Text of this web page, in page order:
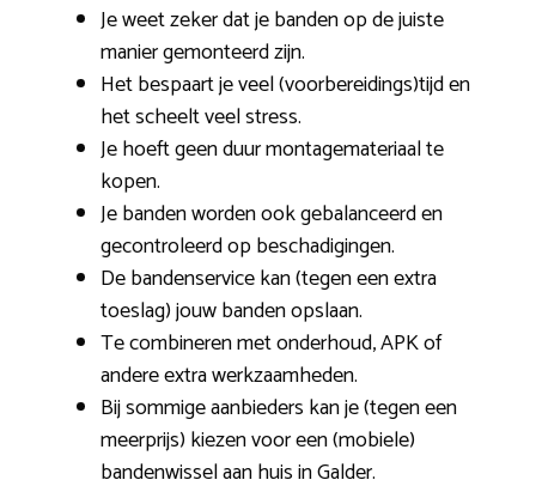
Je weet zeker dat je banden op de juiste
manier gemonteerd zijn.
Het bespaart je veel (voorbereidings)tijd en
het scheelt veel stress.
Je hoeft geen duur montagemateriaal te
kopen.
Je banden worden ook gebalanceerd en
gecontroleerd op beschadigingen.
De bandenservice kan (tegen een extra
toeslag) jouw banden opslaan.
Te combineren met onderhoud, APK of
andere extra werkzaamheden.
Bij sommige aanbieders kan je (tegen een
meerprijs) kiezen voor een (mobiele)
bandenwissel aan huis in Galder.